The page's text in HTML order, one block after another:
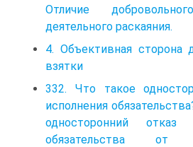
Отличие
деятельного раскаяния.
4. Объективная сторона
взятки
332. Что такое
исполнения
односторонний отказ
обязательства от